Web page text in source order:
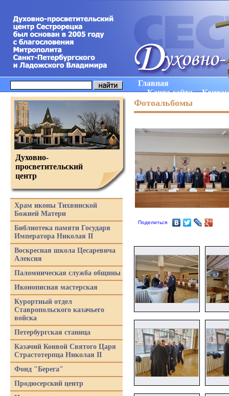
Главная
Карта сайта
Фотоальбомы
Поделиться
Духовно-
просветительский
центр
Храм иконы Тихвинской
Божией Матери
Библиотека памяти Государя
Императора Николая II
Воскресная школа Цесаревича
Алексия
Паломническая служба общины
Иконописная мастерская
Курортный отдел
Ставропольского казачьего
войска
Петербургская станица
Казачий Конвой Святого Царя
Страстотерпца Николая II
Фонд "Берега"
Продюсерский центр